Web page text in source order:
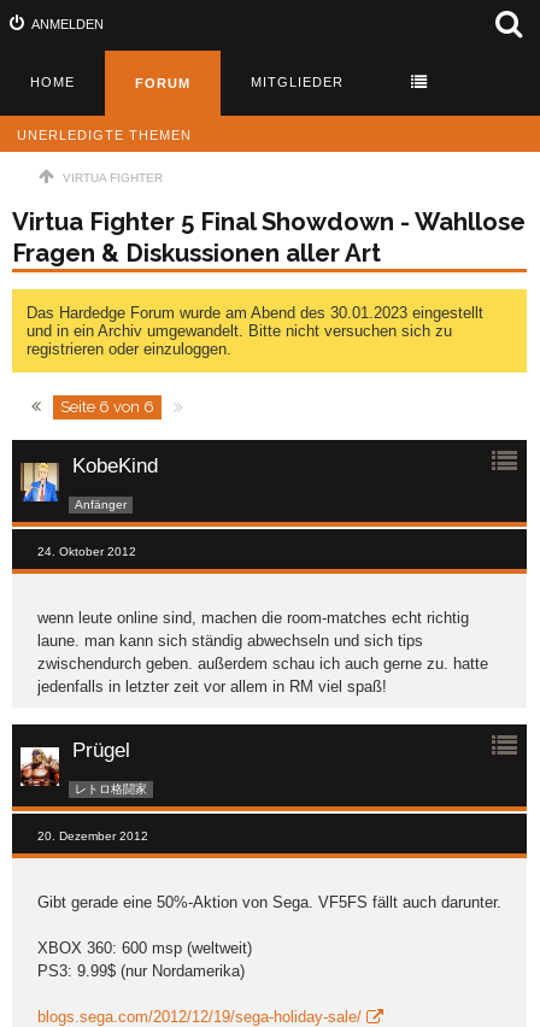
ANMELDEN
HOME FORUM MITGLIEDER
UNERLEDIGTE THEMEN
VIRTUA FIGHTER
Virtua Fighter 5 Final Showdown - Wahllose
Fragen & Diskussionen aller Art
Das Hardedge Forum wurde am Abend des 30.01.2023 eingestellt
und in ein Archiv umgewandelt. Bitte nicht versuchen sich zu
registrieren oder einzuloggen.
Seite 6 von 6
KobeKind
Anfänger
24. Oktober 2012
wenn leute online sind, machen die room-matches echt richtig
laune. man kann sich ständig abwechseln und sich tips
zwischendurch geben. außerdem schau ich auch gerne zu. hatte
jedenfalls in letzter zeit vor allem in RM viel spaß!
Prügel
レトロ格闘家
20. Dezember 2012
Gibt gerade eine 50%-Aktion von Sega. VF5FS fällt auch darunter.
XBOX 360: 600 msp (weltweit)
PS3: 9.99$ (nur Nordamerika)
blogs.sega.com/2012/12/19/sega-holiday-sale/